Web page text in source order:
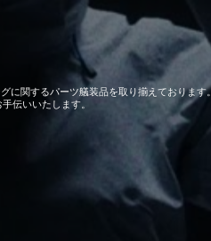
に関するパーツ艤装品を取り揃えておりま
手伝いいたします。